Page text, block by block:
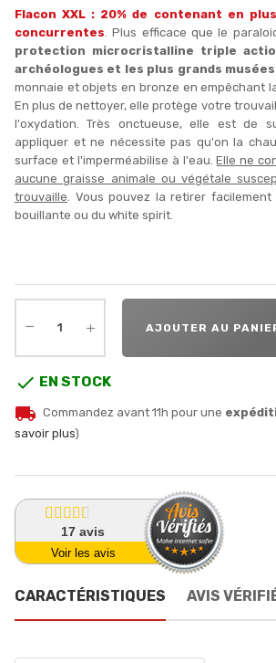
Flacon XXL : 20% de contenant en
concurrentes . Plus efficace que le
protection microcristalline triple
archéologues et les plus grands musées
monnaie et objets en bronze en empêchant
En plus de nettoyer, elle protège votre
l'oxydation. Très onctueuse, elle est de
appliquer et ne nécessite pas qu'on la
surface et l'imperméabilise à l'eau.Elle ne
aucune graisse animale ou végétale
trouvaille . Vous pouvez la retirer
bouillante ou du white spirit.
AJOUTER AU
 EN STOCK
local_shipping Commandez avant 11h pour une
savoir plus)
17avis
Voir les avis
CARACTÉRISTIQUES AVIS